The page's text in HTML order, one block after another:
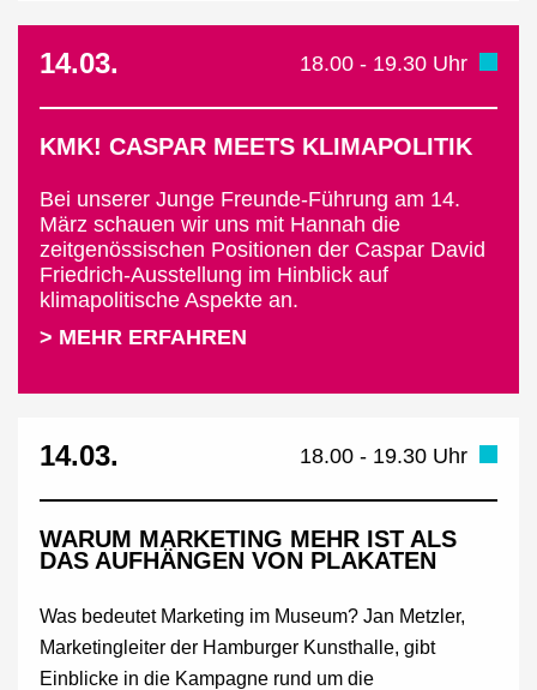
14.03. 18.00 - 19.30 Uhr
KMK! CASPAR MEETS KLIMAPOLITIK
Bei unserer Junge Freunde-Führung am 14.
März schauen wir uns mit Hannah die
zeitgenössischen Positionen der Caspar David
Friedrich-Ausstellung im Hinblick auf
klimapolitische Aspekte an.
> MEHR ERFAHREN
14.03. 18.00 - 19.30 Uhr
WARUM MARKETING MEHR IST ALS
DAS AUFHÄNGEN VON PLAKATEN
Was bedeutet Marketing im Museum? Jan Metzler,
Marketingleiter der Hamburger Kunsthalle, gibt
Einblicke in die Kampagne rund um die